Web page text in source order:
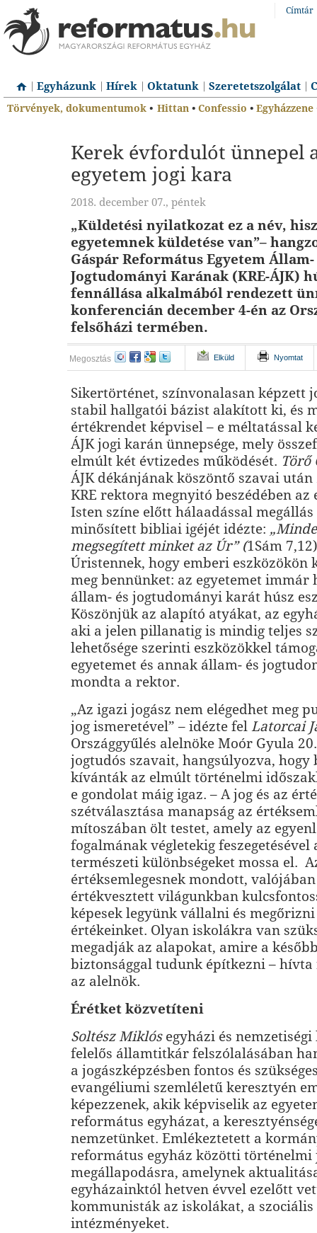
Címtár
Egyházunk Hírek Oktatunk Szeretetszolgálat
Törvények, dokumentumok • Hittan • Confessio • Egyházzene
Kerek évfordulót ünnepel
egyetem jogi kara
2018. december 07., péntek
„Küldetési nyilatkozat ez a név,
egyetemnek küldetése van”–
Gáspár Református Egyetem Állam-
Jogtudományi Karának (KRE-ÁJK)
fennállása alkalmából rendezett
konferencián december 4-én az
felsőházi termében.
Megosztás Elküld Nyomtat
Sikertörténet, színvonalasan képzett
stabil hallgatói bázist alakított ki, és
értékrendet képvisel – e méltatással
ÁJK jogi karán ünnepsége, mely
elmúlt két évtizedes működését. Törő
ÁJK dékánjának köszöntő szavai után
KRE rektora megnyitó beszédében az
Isten színe előtt hálaadással
minősített bibliai igéjét idézte:
megsegített minket az Úr” (1Sám 7,12)
Úristennek, hogy emberi eszközökön
meg bennünket: az egyetemet immár
állam- és jogtudományi karát húsz
Köszönjük az alapító atyákat, az
aki a jelen pillanatig is mindig teljes
lehetősége szerinti eszközökkel
egyetemet és annak állam- és
mondta a rektor.
„Az igazi jogász nem elégedhet meg
jog ismeretével” – idézte fel Latorcai
Országgyűlés alelnöke Moór Gyula
jogtudós szavait, hangsúlyozva, hogy
kívánták az elmúlt történelmi
e gondolat máig igaz. – A jog és az
szétválasztása manapság az
mítoszában ölt testet, amely az
fogalmának végletekig feszegetésével
természeti különbségeket mossa el.
értéksemlegesnek mondott,
értékvesztett világunkban
képesek legyünk vállalni és megőrizni
értékeinket. Olyan iskolákra van
megadják az alapokat, amire a
biztonsággal tudunk építkezni –
az alelnök.
Érétket közvetíteni
Soltész Miklósegyházi és
felelős államtitkár felszólalásában
a jogászképzésben fontos és
evangéliumi szemléletű keresztyén
képezzenek, akik képviselik az
református egyházat, a
nemzetünket. Emlékeztetett a
református egyház közötti történelmi
megállapodásra, amelynek
egyházainktól hetven évvel ezelőtt
kommunisták az iskolákat, a
intézményeket.